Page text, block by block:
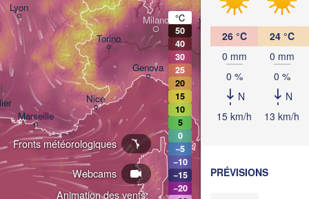
26 °C
0 mm
0 %
N
15 km/h
24 °C
0 mm
0 %
N
13 km/h
PRÉVISIONS
Animation des vents:
Webcams
Fronts météorologiques
Milano
Lyon
Marseille
Torino
Genova
Verona
Nice
Roma
Perugia
Bologna
°C
50
40
30
25
20
15
10
5
0
−5
−10
−15
−20